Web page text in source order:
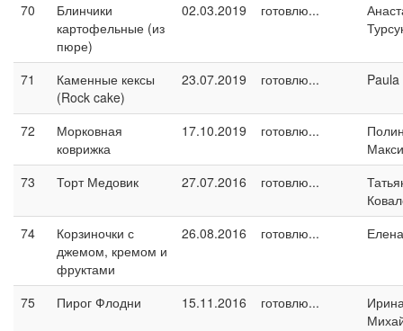
70
Блинчики
картофельные (из
пюре)
02.03.2019 готовлю...
71
Каменные кексы
(Rock cake)
23.07.2019 готовлю... Paula
72
Морковная
коврижка
17.10.2019 готовлю...
73
Торт Медовик 27.07.2016 готовлю...
74
Корзиночки с
джемом, кремом и
фруктами
26.08.2016 готовлю... Елена
75 Пирог Флодни 15.11.2016 готовлю...